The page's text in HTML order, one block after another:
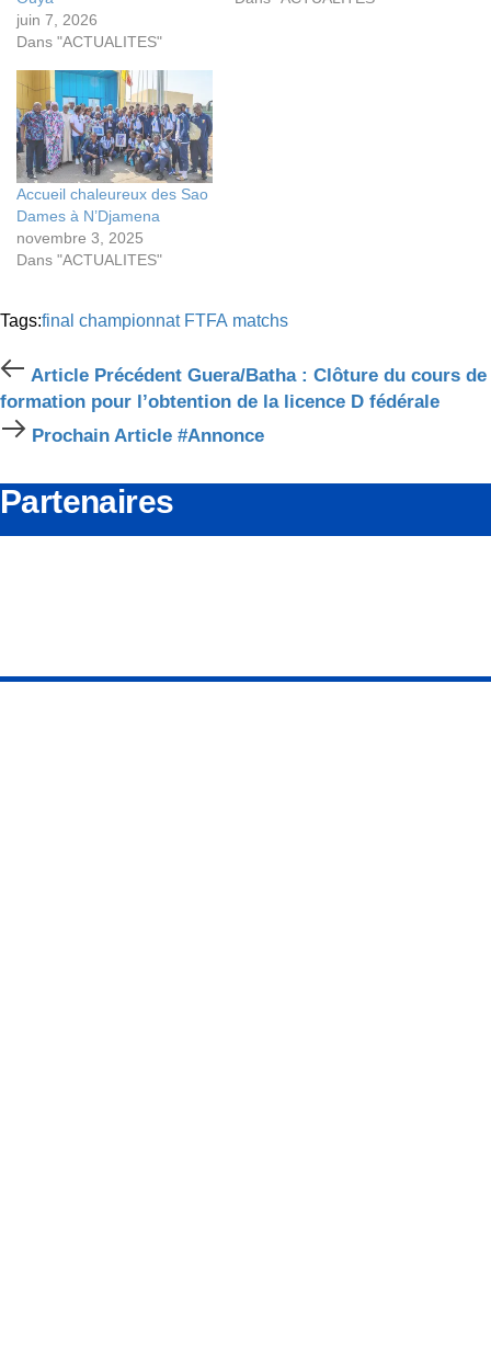
juin 7, 2026
Dans "ACTUALITES"
Accueil chaleureux des Sao
Dames à N’Djamena
novembre 3, 2025
Dans "ACTUALITES"
Tags:final championnat FTFA matchs
Article
Précédent
Article Précédent Guera/Batha : Clôture du cours de
formation pour l’obtention de la licence D fédérale
Prochain
Prochain Article #Annonce
Partenaires